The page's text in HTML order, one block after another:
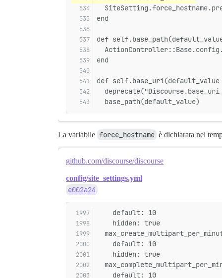
end
def
end
def
  base_path(default_value)
La variabile force_hostname è dichiarata nel
github.com/discourse/discourse
config/site_settings.yml
e002a24
    default: 10
    hidden: true
    default: 10
    hidden: true
    default: 10